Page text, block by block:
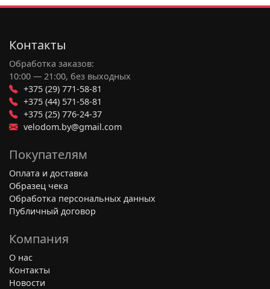
Контакты
Обработка заказов:
10:00 — 21:00, без выходных
+375 (29) 771-58-81
+375 (44) 571-58-81
+375 (25) 776-24-37
velodom.by@gmail.com
Покупателям
Оплата и доставка
Образец чека
Обработка персональных данных
Публичный договор
Компания
О нас
Контакты
Новости